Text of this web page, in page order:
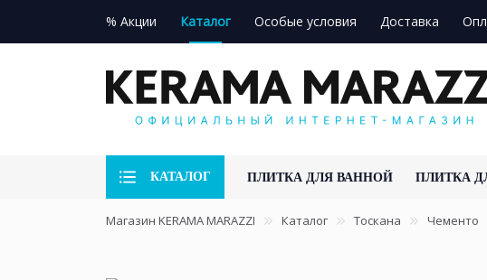
% Акции Каталог Особые условия Доставка
КАТАЛОГ ПЛИТКА ДЛЯ ВАННОЙ ПЛИТКА
Магазин KERAMA MARAZZI Каталог Тоскана Чементо